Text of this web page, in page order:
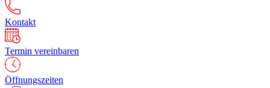
Kontakt
Termin vereinbaren
Öffnungszeiten